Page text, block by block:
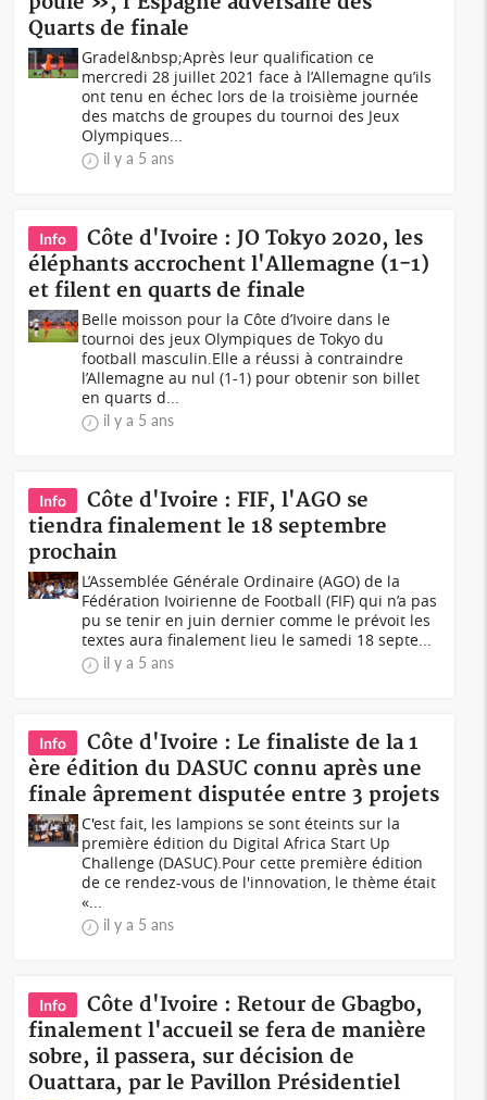
Quarts de finale
Gradel&nbsp;Après leur qualification ce
mercredi 28 juillet 2021 face à l’Allemagne qu’ils
ont tenu en échec lors de la troisième journée
des matchs de groupes du tournoi des Jeux
Olympiques...
il y a 5 ans
Info
Côte d'Ivoire : JO Tokyo 2020, les
éléphants accrochent l'Allemagne (1-1)
et filent en quarts de finale
Belle moisson pour la Côte d’Ivoire dans le
tournoi des jeux Olympiques de Tokyo du
football masculin.Elle a réussi à contraindre
l’Allemagne au nul (1-1) pour obtenir son billet
en quarts d...
il y a 5 ans
Info
Côte d'Ivoire : FIF, l'AGO se
tiendra finalement le 18 septembre
prochain
L’Assemblée Générale Ordinaire (AGO) de la
Fédération Ivoirienne de Football (FIF) qui n’a pas
pu se tenir en juin dernier comme le prévoit les
textes aura finalement lieu le samedi 18 septe...
il y a 5 ans
Info
Côte d'Ivoire : Le finaliste de la 1
ère édition du DASUC connu après une
finale âprement disputée entre 3 projets
C'est fait, les lampions se sont éteints sur la
première édition du Digital Africa Start Up
Challenge (DASUC).Pour cette première édition
de ce rendez-vous de l'innovation, le thème était
«...
il y a 5 ans
Info
Côte d'Ivoire : Retour de Gbagbo,
finalement l'accueil se fera de manière
sobre, il passera, sur décision de
Ouattara, par le Pavillon Présidentiel